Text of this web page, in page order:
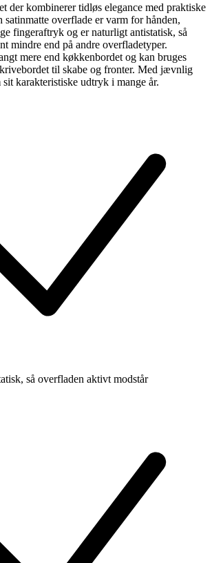
der kombinerer tidløs elegance med praktiske
satinmatte overflade er varm for hånden,
fingeraftryk og er naturligt antistatisk, så
mindre end på andre overfladetyper.
mere end køkkenbordet og kan bruges
til skabe og fronter. Med jævnlig
karakteristiske udtryk i mange år.
så overfladen aktivt modstår